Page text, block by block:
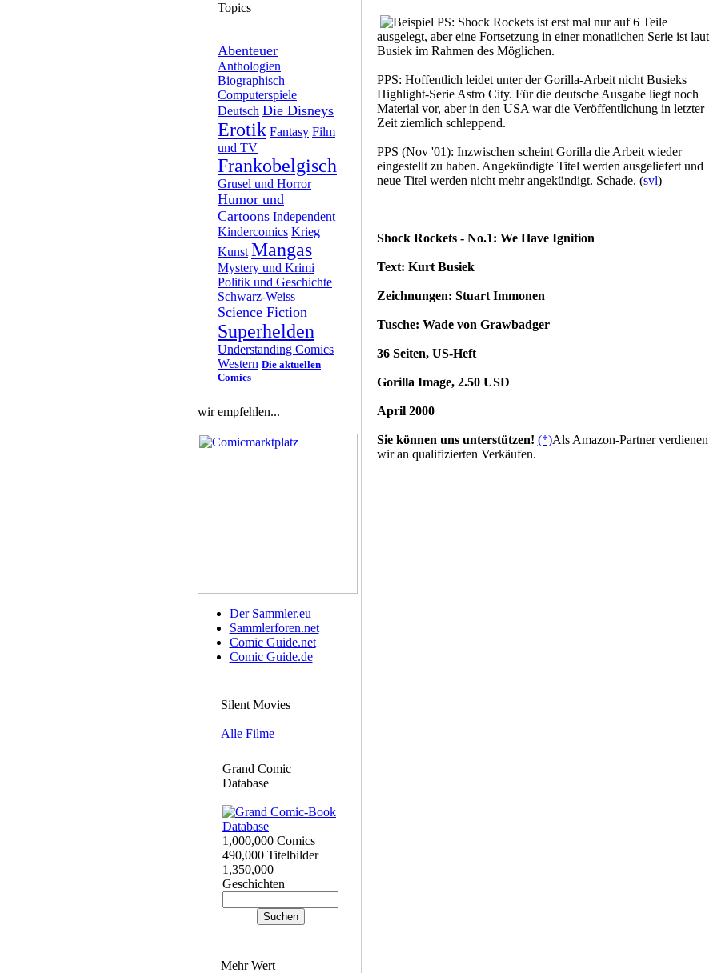
Topics
Abenteuer
Anthologien
Biographisch
Computerspiele
Deutsch Die Disneys
Erotik Fantasy Film
und TV
Frankobelgisch
Grusel und Horror
Humor und
Cartoons Independent
Kindercomics Krieg
Kunst Mangas
Mystery und Krimi
Politik und Geschichte
Schwarz-Weiss
Science Fiction
Superhelden
Understanding Comics
Western Die aktuellen
Comics
wir empfehlen...
Der Sammler.eu
Sammlerforen.net
Comic Guide.net
Comic Guide.de
Silent Movies
Alle Filme
Grand Comic
Database
1,000,000 Comics
490,000 Titelbilder
1,350,000
Geschichten
Mehr Wert
PS: Shock Rockets ist erst mal nur auf 6 Teile
ausgelegt, aber eine Fortsetzung in einer monatlichen Serie ist laut
Busiek im Rahmen des Möglichen.
PPS: Hoffentlich leidet unter der Gorilla-Arbeit nicht Busieks
Highlight-Serie Astro City. Für die deutsche Ausgabe liegt noch
Material vor, aber in den USA war die Veröffentlichung in letzter
Zeit ziemlich schleppend.
PPS (Nov '01): Inzwischen scheint Gorilla die Arbeit wieder
eingestellt zu haben. Angekündigte Titel werden ausgeliefert und
neue Titel werden nicht mehr angekündigt. Schade. (svl)
Shock Rockets - No.1: We Have Ignition
Text: Kurt Busiek
Zeichnungen: Stuart Immonen
Tusche: Wade von Grawbadger
36 Seiten, US-Heft
Gorilla Image, 2.50 USD
April 2000
Sie können uns unterstützen! (*)Als Amazon-Partner verdienen
wir an qualifizierten Verkäufen.